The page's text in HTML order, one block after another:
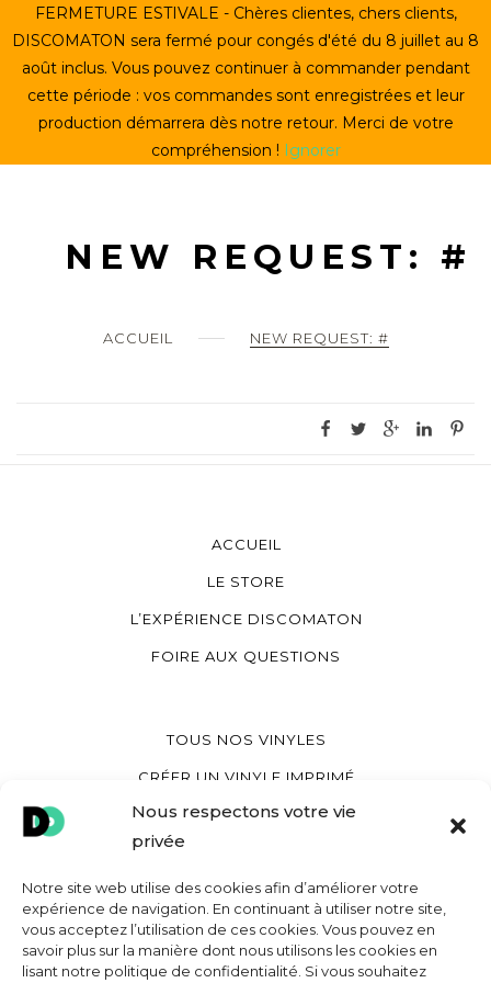
Nous respectons votre vie
privée
Notre site web utilise des cookies afin d’améliorer votre
expérience de navigation. En continuant à utiliser notre site,
vous acceptez l’utilisation de ces cookies. Vous pouvez en
savoir plus sur la manière dont nous utilisons les cookies en
lisant notre politique de confidentialité. Si vous souhaitez
to
content
ACCUEIL
CRÉER UN VINYLE
LE STORE
ACCUEIL NEW REQUEST: #
NEW REQUEST: #
ACCUEIL
LE STORE
L’EXPÉRIENCE DISCOMATON
FOIRE AUX QUESTIONS
TOUS NOS VINYLES
CRÉER UN VINYLE IMPRIMÉ
CRÉER UN VINYLE COEUR
CRÉER UNE POCHETTE VINYLE
MON COMPTE
CONTACT
FERMETURE ESTIVALE - Chères clientes, chers clients,
DISCOMATON sera fermé pour congés d'été du 8 juillet au 8
août inclus. Vous pouvez continuer à commander pendant
cette période : vos commandes sont enregistrées et leur
production démarrera dès notre retour. Merci de votre
compréhension ! Ignorer